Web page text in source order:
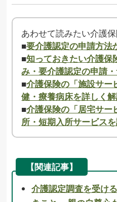
あわせて読みたい介護保
■要介護認定の申請方法
■知っておきたい介護保
み・要介護認定の申請
■介護保険の「施設サー
健・療養病床を詳しく
■介護保険の「居宅サー
所・短期入所サービス
【関連記事】
介護認定調査を受け